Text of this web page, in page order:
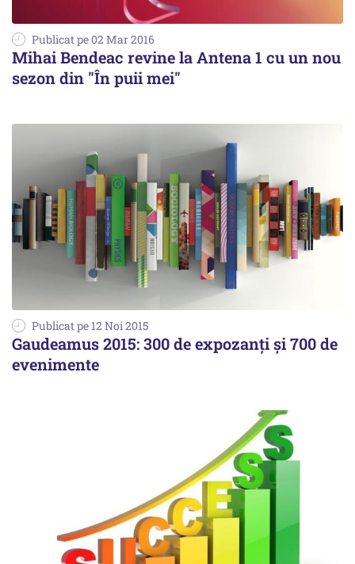
Publicat pe 02 Mar 2016
Mihai Bendeac revine la Antena 1 cu un nou
sezon din "În puii mei"
Publicat pe 12 Noi 2015
Gaudeamus 2015: 300 de expozanţi şi 700 de
evenimente